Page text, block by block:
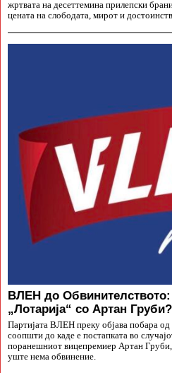
жртвата на десеттемина прилепски
цената на слободата, мирот и
ВЛЕН до Обвинителството:
„Лотарија“ со Артан Груби?
Партијата ВЛЕН преку објава побара од
соопшти до каде е постапката во
поранешниот вицепремиер Артан
уште нема обвинение.